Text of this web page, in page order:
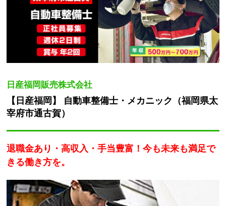
日産福岡販売株式会社
【日産福岡】 自動車整備士・メカニック（福岡県太
宰府市通古賀）
退職金あり・高収入・手当豊富！今も未来も満足で
きる働き方を。